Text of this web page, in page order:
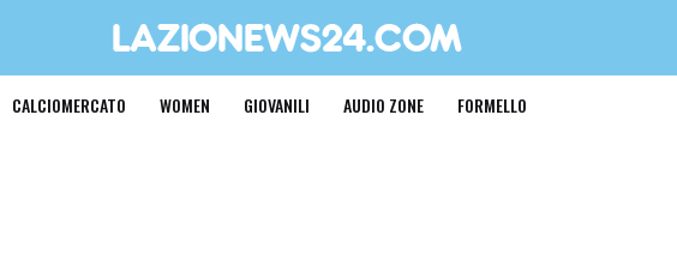
CALCIOMERCATO WOMEN GIOVANILI AUDIO ZONE FORMELLO